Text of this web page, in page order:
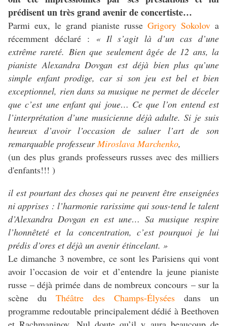
prédisentun très grand avenir de concertiste…
Parmi eux, le grand pianiste russe Grigory Sokolov a
récemment déclaré : « Il s’agit là d’un cas d’une
extrême rareté. Bien que seulement âgée de 12 ans, la
pianiste Alexandra Dovgan est déjà bien plus qu’une
simple enfant prodige, car si son jeu est bel et bien
exceptionnel, rien dans sa musique ne permet de déceler
que c’est une enfant qui joue… Ce que l’on entend est
l’interprétation d’une musicienne déjà adulte. Si je suis
heureux d’avoir l’occasion de saluer l’art de son
remarquable professeur Miroslava Marchenko,
(un des plus grands professeurs russes avec des milliers
d'enfants!!! )
il est pourtant des choses qui ne peuvent être enseignées
ni apprises : l’harmonie rarissime qui sous-tend le talent
d’Alexandra Dovgan en est une… Sa musique respire
l’honnêteté et la concentration, c’est pourquoi je lui
prédis d’ores et déjà un avenir étincelant. »
Le dimanche 3 novembre, ce sont les Parisiens qui vont
avoir l’occasion de voir et d’entendre la jeune pianiste
russe – déjà primée dans de nombreux concours – sur la
scène du Théâtre des Champs-Élysées dans un
programme redoutable principalement dédié à Beethoven